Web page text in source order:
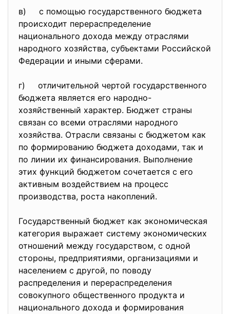
в) с помощью государственного бюджета
происходит перераспределение
национального дохода между отраслями
народного хозяйства, субъектами Российской
Федерации и иными сферами.
г) отличительной чертой государственного
бюджета является его народно-
хозяйственный характер. Бюджет страны
связан со всеми отраслями народного
хозяйства. Отрасли связаны с бюджетом как
по формированию бюджета доходами, так и
по линии их финансирования. Выполнение
этих функций бюджетом сочетается с его
активным воздействием на процесс
производства, роста накоплений.
Государственный бюджет как экономическая
категория выражает систему экономических
отношений между государством, с одной
стороны, предприятиями, организациями и
населением с другой, по поводу
распределения и перераспределения
совокупного общественного продукта и
национального дохода и формирования